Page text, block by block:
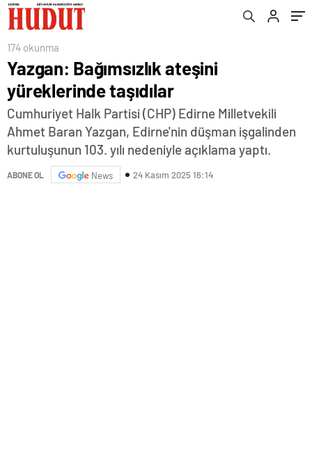
174 okunma
Yazgan: Bağımsızlık ateşini
yüreklerinde taşıdılar
Cumhuriyet Halk Partisi (CHP) Edirne Milletvekili
Ahmet Baran Yazgan, Edirne'nin düşman işgalinden
kurtuluşunun 103. yılı nedeniyle açıklama yaptı.
ABONE OL News 24 Kasım 2025 16:14